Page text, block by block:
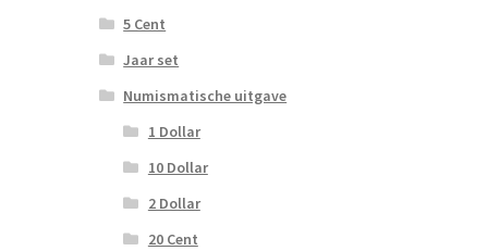
5 Cent
Jaar set
Numismatische uitgave
1 Dollar
10 Dollar
2 Dollar
20 Cent